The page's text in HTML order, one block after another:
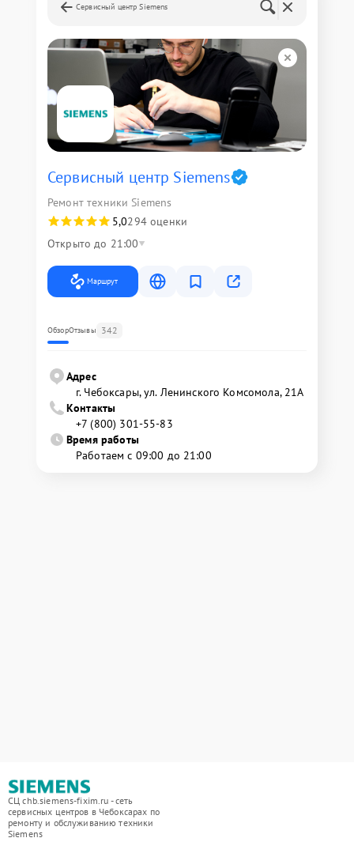
Сервисный центр Siemens
Сервисный центр Siemens
Ремонт техники Siemens
5,0294 оценки
Открыто до 21:00
Маршрут
ОбзорОтзывы 342
Адрес
г. Чебоксары, ул. Ленинского Комсомола, 21А
Контакты
+7 (800) 301-55-83
Время работы
Работаем с 09:00 до 21:00
СЦ chb.siemens-fixim.ru - сеть
сервисных центров в Чебоксарах по
ремонту и обслуживанию техники
Siemens